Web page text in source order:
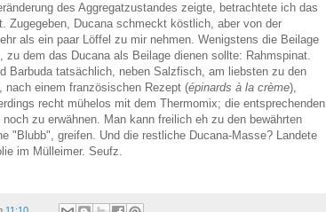
des Aggregatzustandes zeigte, betrachtete ich das
Zugegeben, Ducana schmeckt köstlich, aber von der
als ein paar Löffel zu mir nehmen. Wenigstens die Beilage
zu dem das Ducana als Beilage dienen sollte: Rahmspinat.
Barbuda tatsächlich, neben Salzfisch, am liebsten zu den
nach einem französischen Rezept (épinards à la crème),
recht mühelos mit dem Thermomix; die entsprechenden
zu erwähnen. Man kann freilich eh zu den bewährten
"Blubb", greifen. Und die restliche Ducana-Masse? Landete
im Mülleimer. Seufz.